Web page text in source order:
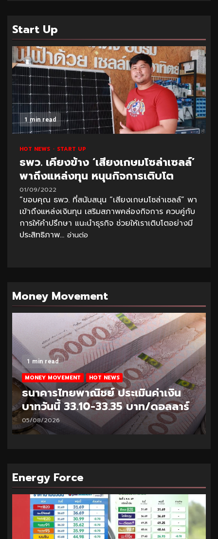
Start Up
1 min read
HOT NEWS START UP
ธพว. เคียงข้าง ‘เสียงเกษมโซล่าเซลล์’
พาถึงแหล่งทุน หนุนกิจการเติบโต
01/09/2022
“ขอบคุณ ธพว. ที่สนับสนุน “เสียงเกษมโซล่าเซลล์” พา
เข้าถึงแหล่งเงินทุน เสริมสภาพคล่องกิจการ ควบคู่กับ
การให้คำปรึกษา แนะนำธุรกิจ ช่วยให้เราเติบโตอย่างมี
ประสิทธิภาพ... อ่านต่อ
Money Movement
1 min read
MONEY MOVEMENT HOT NEWS
ธนาคารไทยพาณิชย์ ประเมินค่าเงิน
บาทวันนี้ 33.25-33.50 บาท/ดอลลาร์
04/08/2026
Energy Force